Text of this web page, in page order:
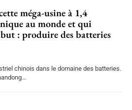
méga-usine à 1,4
au monde et qui
but : produire des batteries
chinois dans le domaine des batteries.